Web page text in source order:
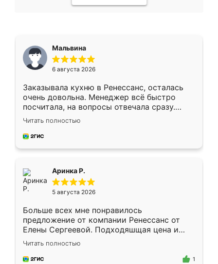
Мальвина
6 августа 2026
Заказывала кухню в Ренессанс, осталась
очень довольна. Менеджер всё быстро
посчитала, на вопросы отвечала сразу.
Замерщик приехал в субботу, подошёл к
делу со всей ответственностью. Собрали
за день, ребята работали аккуратно, даже
Читать полностью
Аринка Р.
5 августа 2026
Больше всех мне понравилось
предложение от компании Ренессанс от
Елены Сергеевой. Подходяшщая цена и
короткие сроки изготовления. Приехавший
для замера сотрудник Владислав
предложил по моему эскизу самый
Читать полностью
1